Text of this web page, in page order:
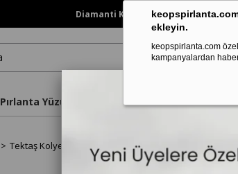
ekleyin.
keopspirlanta.com
kampanyalardan
Diamanti Koleksiyonunda %40’a
Pırlanta Yüzükler
Tektaş Kolye D Renk 0.20 Karat Pırlanta Tektaş